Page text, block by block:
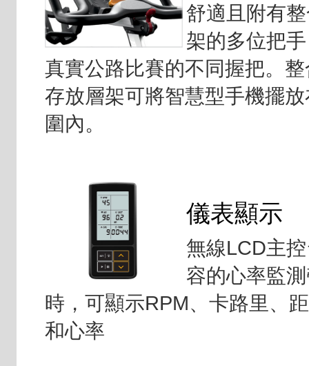
舒適且附有
架的多位把
真實公路比賽的不同握把。
存放層架可將智慧型手機擺
圍內。
儀表顯示
無線LCD主
容的心率監
時，可顯示RPM、卡路里、
和心率